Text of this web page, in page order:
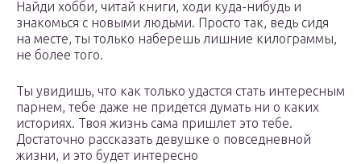
Найди хобби, читай книги, ходи куда-нибудь и
знакомься с новыми людьми. Просто так, ведь сидя
на месте, ты только наберешь лишние килограммы,
не более того.
Ты увидишь, что как только удастся стать интересным
парнем, тебе даже не придется думать ни о каких
историях. Твоя жизнь сама пришлет это тебе.
Достаточно рассказать девушке о повседневной
жизни, и это будет интересно